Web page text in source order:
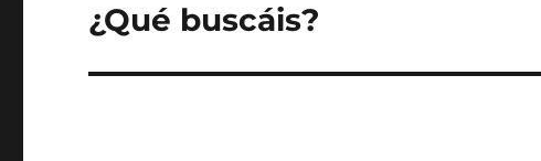
Entrada
¿Qué buscáis?